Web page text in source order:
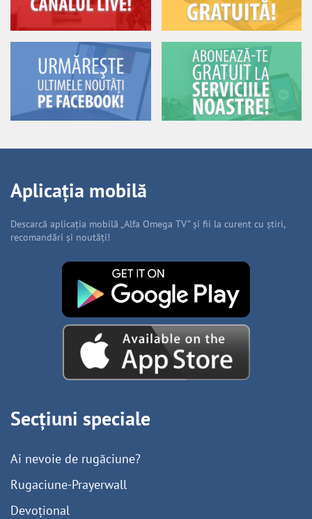
Aplicația mobilă
Descarcă aplicația mobilă „Alfa Omega TV” și fii la curent cu știri,
recomandări și noutăți!
Secțiuni speciale
Ai nevoie de rugăciune?
Rugaciune-Prayerwall
Devoțional